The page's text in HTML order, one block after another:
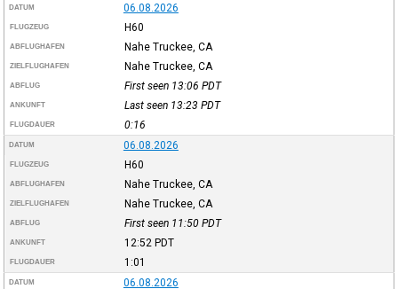
DATUM 06.08.2026
FLUGZEUG H60
ABFLUGHAFEN Nahe Truckee, CA
ZIELFLUGHAFEN Nahe Truckee, CA
ABFLUG First seen 13:06 PDT
ANKUNFT Last seen 13:23 PDT
FLUGDAUER 0:16
DATUM 06.08.2026
FLUGZEUG H60
ABFLUGHAFEN Nahe Truckee, CA
ZIELFLUGHAFEN Nahe Truckee, CA
ABFLUG First seen 11:50 PDT
ANKUNFT 12:52 PDT
FLUGDAUER 1:01
DATUM 06.08.2026